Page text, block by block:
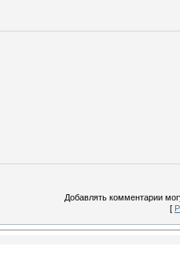
Добавлять комментарии
[